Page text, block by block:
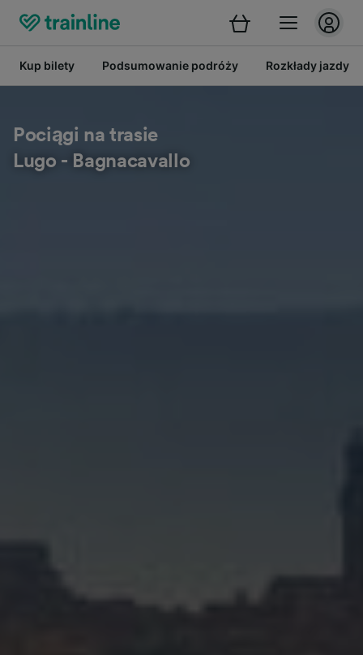
Kup bilety Podsumowanie podróży Rozkłady jazdy
Pociągi na trasie
Lugo - Bagnacavallo